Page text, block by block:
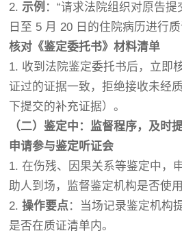
2.示例 ：“请求法院组织对原告
日至 5 月 20 日的住院病历进行
核对《鉴定委托书》材料清单
1. 收到法院鉴定委托书后，立即
证过的证据一致，拒绝接收未经
下提交的补充证据）。
（二）鉴定中：监督程序，及时
申请参与鉴定听证会
1. 在伤残、因果关系等鉴定中，
助人到场，监督鉴定机构是否使
2.操作要点 ：当场记录鉴定机构
是否在质证清单内。